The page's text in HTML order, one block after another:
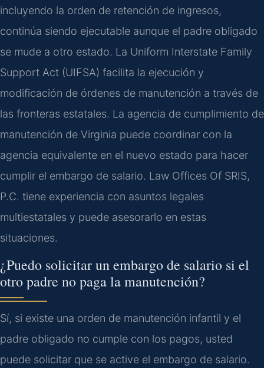
incluyendo la orden de retención de ingresos,
continúa siendo ejecutable aunque el padre obligado
se mude a otro estado. La Uniform Interstate Family
Support Act (UIFSA) facilita la ejecución y
modificación de órdenes de manutención a través de
las fronteras estatales. La agencia de cumplimiento de
manutención de Virginia puede coordinar con la
agencia equivalente en el nuevo estado para hacer
cumplir el embargo de salario. Law Offices Of SRIS,
P.C. tiene experiencia con asuntos legales
multiestatales y puede asesorarlo en estas
situaciones.
¿Puedo solicitar un embargo de salario si el
otro padre no paga la manutención?
Sí, si existe una orden de manutención infantil y el
padre obligado no cumple con los pagos, usted
puede solicitar que se active el embargo de salario.